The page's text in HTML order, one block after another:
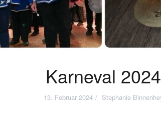
Karneval 2024
13. Februar 2024 Stephanie